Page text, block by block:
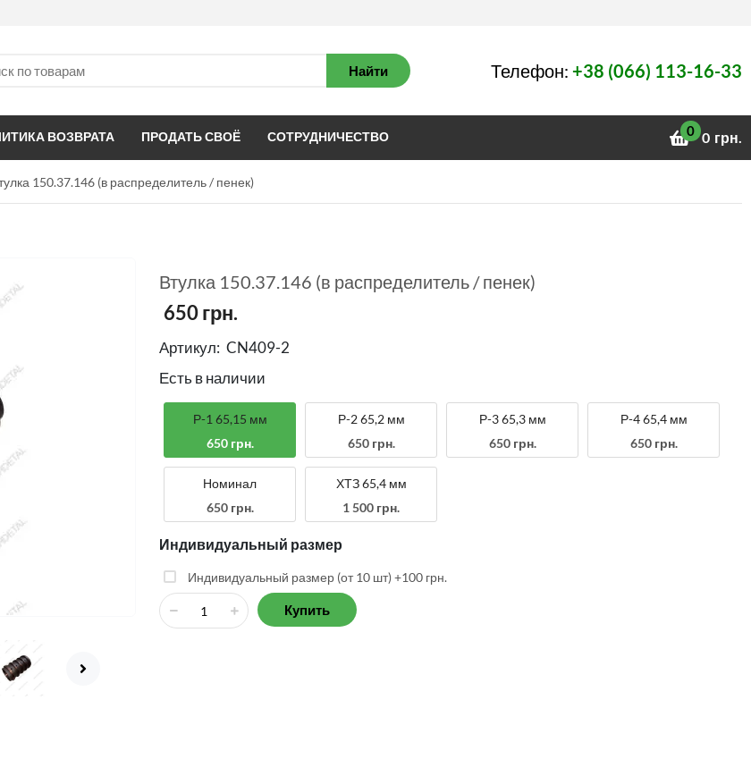
Найти Телефон: +38 (066) 113-16-33
ВОЗВРАТА ПРОДАТЬ СВОЁ СОТРУДНИЧЕСТВО 0 0 грн.
150.37.146 (в распределитель / пенек)
Втулка 150.37.146 (в распределитель / пенек)
650грн.
Артикул: CN409-2
Есть в наличии
Р-1 65,15 мм
650 грн.
Р-2 65,2 мм
650 грн.
Р-3 65,3 мм
650 грн.
Р-4 65,4 мм
650 грн.
Номинал
650 грн.
ХТЗ 65,4 мм
1 500 грн.
Индивидуальный размер
Индивидуальный размер (от 10 шт) +100 грн.
Купить